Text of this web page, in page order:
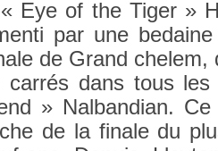
« Eye of the Tiger »
par une
de Grand chelem,
carrés dans tous
» Nal­bandian.
de la fin­ale du